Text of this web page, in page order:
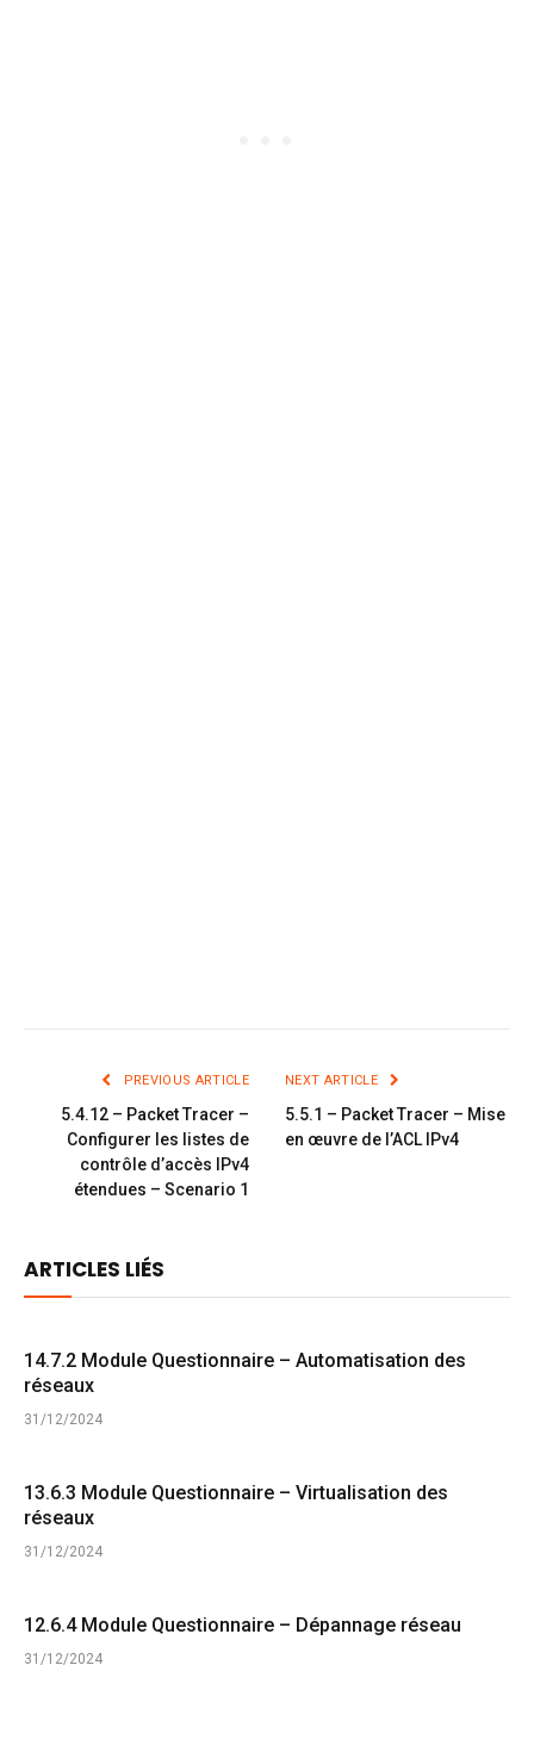
PREVIOUS ARTICLE
5.4.12 – Packet Tracer –
Configurer les listes de
contrôle d’accès IPv4
étendues – Scenario 1
NEXT ARTICLE
5.5.1 – Packet Tracer – Mise
en œuvre de l’ACL IPv4
ARTICLES LIÉS
14.7.2 Module Questionnaire – Automatisation des
réseaux
31/12/2024
13.6.3 Module Questionnaire – Virtualisation des
réseaux
31/12/2024
12.6.4 Module Questionnaire – Dépannage réseau
31/12/2024